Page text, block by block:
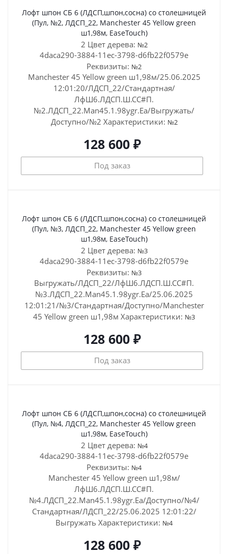
Лофт шпон СБ 6 (ЛДСП,шпон,сосна) со столешницей
(Пул, №2, ЛДСП_22, Manchester 45 Yellow green
ш1,98м, EaseTouch)
2 Цвет дерева: №2
4daca290-3884-11ec-3798-d6fb22f0579e
Реквизиты: №2
Manchester 45 Yellow green ш1,98м/25.06.2025
12:01:20/ЛДСП_22/Стандартная/
ЛфШ6.ЛДСП.Ш.СС#П.
№2.ЛДСП_22.Man45.1.98ygr.Ea/Выгружать/
Доступно/№2 Характеристики: №2
128 600 ₽
Под заказ
Лофт шпон СБ 6 (ЛДСП,шпон,сосна) со столешницей
(Пул, №3, ЛДСП_22, Manchester 45 Yellow green
ш1,98м, EaseTouch)
2 Цвет дерева: №3
4daca290-3884-11ec-3798-d6fb22f0579e
Реквизиты: №3
Выгружать/ЛДСП_22/ЛфШ6.ЛДСП.Ш.СС#П.
№3.ЛДСП_22.Man45.1.98ygr.Ea/25.06.2025
12:01:21/№3/Стандартная/Доступно/Manchester
45 Yellow green ш1,98м Характеристики: №3
128 600 ₽
Под заказ
Лофт шпон СБ 6 (ЛДСП,шпон,сосна) со столешницей
(Пул, №4, ЛДСП_22, Manchester 45 Yellow green
ш1,98м, EaseTouch)
2 Цвет дерева: №4
4daca290-3884-11ec-3798-d6fb22f0579e
Реквизиты: №4
Manchester 45 Yellow green ш1,98м/
ЛфШ6.ЛДСП.Ш.СС#П.
№4.ЛДСП_22.Man45.1.98ygr.Ea/Доступно/№4/
Стандартная/ЛДСП_22/25.06.2025 12:01:22/
Выгружать Характеристики: №4
128 600 ₽